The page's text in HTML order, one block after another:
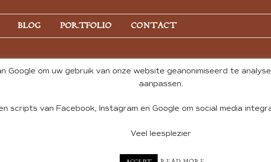
BLOG PORTFOLIO CONTACT
& CONTENT BY ANDREA DE GROOT. WEBSITE DESIGN BY
Google om uw gebruik van onze website geanonimiseerd te
aanpassen.
scripts van Facebook, Instagram en Google om social media
Veel leesplezier